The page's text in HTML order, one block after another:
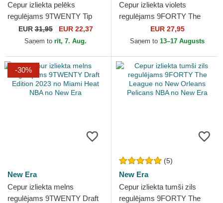
Cepur izliekta pelēks
regulējams 9TWENTY Tip
Off 2023 no Los Angeles
Lakers NBA no New Era
EUR31,95 EUR 22,37
Saņem to rīt, 7. Aug.
Cepur izliekta violets
regulējams 9FORTY The
League no Phoenix Suns
NBA no New Era
EUR 27,95
Saņem to 13–17 Augusts
-30%
New Era
Cepur izliekta melns
regulējams 9TWENTY Draft
(5)
New Era
Cepur izliekta tumši zils
regulējams 9FORTY The